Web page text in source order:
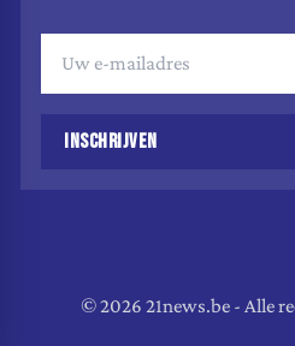
INSCHRIJVEN
© 2026 21news.be - Alle